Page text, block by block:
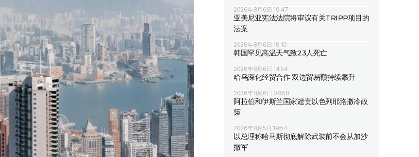
2026年8月6日 19:47
亚美尼亚宪法法院将审议有关TRIPP项目的
法案
2026年8月6日 16:10
韩国罕见高温天气致23人死亡
2026年8月6日 14:54
哈乌深化经贸合作 双边贸易额持续攀升
2026年8月6日 08:58
阿拉伯和伊斯兰国家谴责以色列耶路撒冷政
策
2026年8月5日 19:54
以总理称哈马斯彻底解除武装前不会从加沙
撤军